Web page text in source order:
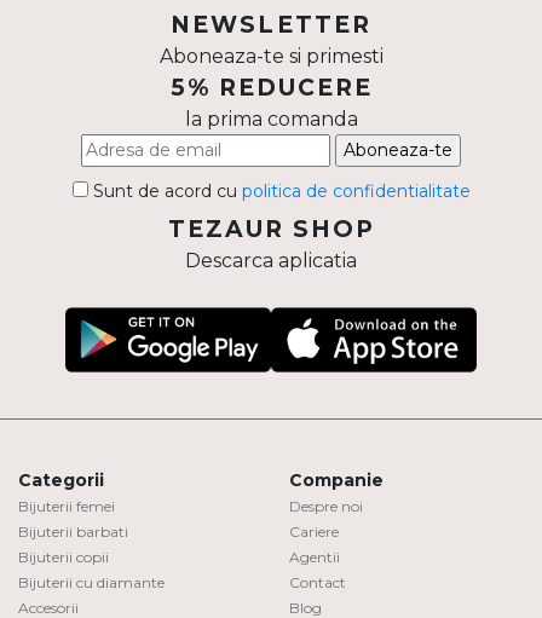
NEWSLETTER
Aboneaza-te si primesti
5% REDUCERE
la prima comanda
Aboneaza-te
Sunt de acord cu politica de confidentialitate
TEZAUR SHOP
Descarca aplicatia
Categorii
Bijuterii femei
Bijuterii barbati
Bijuterii copii
Bijuterii cu diamante
Accesorii
Companie
Despre noi
Cariere
Agentii
Contact
Blog